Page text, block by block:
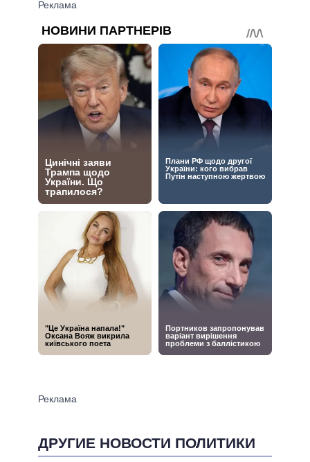
ДРУГИЕ НОВОСТИ ПОЛИТИКИ